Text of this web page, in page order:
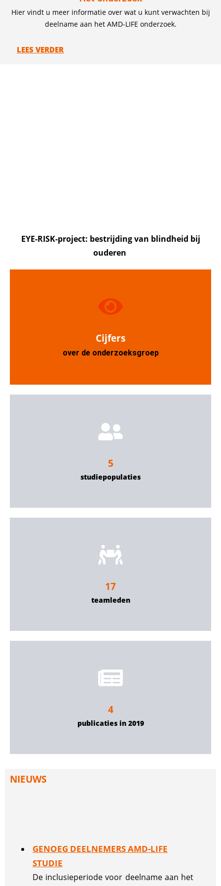
Hier vindt u meer informatie over wat u kunt verwachten bij
deelname aan het AMD-LIFE onderzoek.
LEES VERDER
EYE-RISK-project: bestrijding van blindheid bij
ouderen
Cijfers
over de onderzoeksgroep
5
studiepopulaties
17
teamleden
4
publicaties in 2019
NIEUWS
GENOEG DEELNEMERS AMD-LIFE
STUDIE
De inclusieperiode voor deelname aan het